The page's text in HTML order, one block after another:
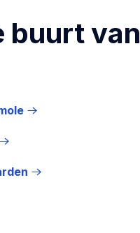
buurt van